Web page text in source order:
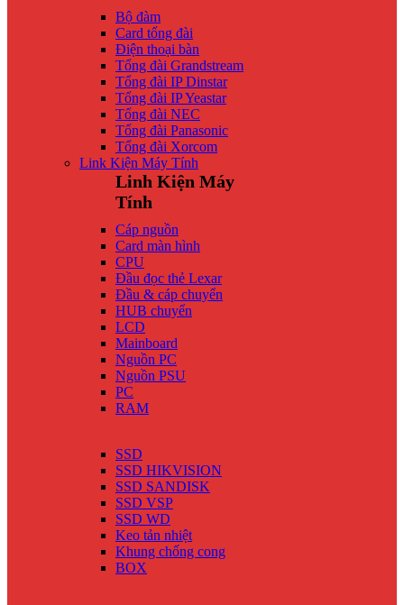
Bộ đàm
Card tổng đài
Điện thoại bàn
Tổng đài Grandstream
Tổng đài IP Dinstar
Tổng đài IP Yeastar
Tổng đài NEC
Tổng đài Panasonic
Tổng đài Xorcom
Link Kiện Máy Tính
Linh Kiện Máy
Tính
Cáp nguồn
Card màn hình
CPU
Đầu đọc thẻ Lexar
Đầu & cáp chuyển
HUB chuyển
LCD
Mainboard
Nguồn PC
Nguồn PSU
PC
RAM
SSD
SSD HIKVISION
SSD SANDISK
SSD VSP
SSD WD
Keo tản nhiệt
Khung chống cong
BOX